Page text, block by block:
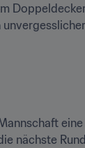
nächste